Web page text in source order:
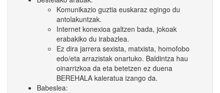
Komunikazio guztia euskaraz egingo du
antolakuntzak.
Internet konexioa galtzen bada, jokoak
erabakiko du irabazlea.
Ez dira jarrera sexista, matxista, homofobo
edo/eta arrazistak onartuko. Baldintza hau
oinarrizkoa da eta betetzen ez duena
BEREHALA kaleratua izango da.
Babeslea: